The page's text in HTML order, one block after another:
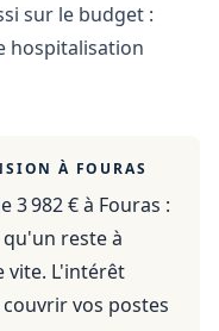
sur le budget :
hospitalisation
À FOURAS
3 982 €à Fouras :
reste à
vite. L'intérêt
vos postes